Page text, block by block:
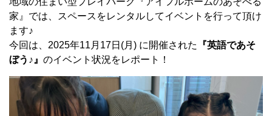
家』では、スペースをレンタルしてイベントを行って頂け
ます♪
今回は、2025年11月17日(月) に開催された
『英語であそ
ぼう♪』 のイベント状況をレポート！